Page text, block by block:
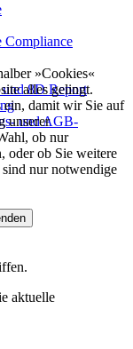
Compliance
8D Report
und AGB-
»Cookies«
alles gelingt.
ein, damit wir Sie auf
unserer
ob nur
oder ob Sie weitere
nur notwendige
aktuelle